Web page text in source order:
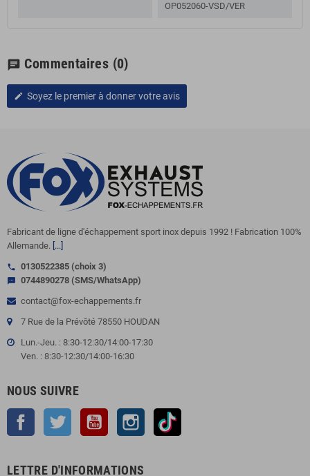
OP052060-VSD/VER
chat Commentaires (0)
edit Soyez le premier à donner votre avis
Fabricant de ligne d'échappement sport inox depuis 1992 ! Fabrication 100%
Allemande. [...]
call 0130522385 (choix 3)
sms
0744890278 (SMS/WhatsApp)
contact@fox-echappements.fr
7 Rue de la Prévôté 78550 HOUDAN
Lun.-Jeu. : 8:30-12:30/14:00-17:30
Ven. : 8:30-12:30/14:00-16:30
NOUS SUIVRE
Facebook Twitter YouTube Instagram
LETTRE D'INFORMATIONS